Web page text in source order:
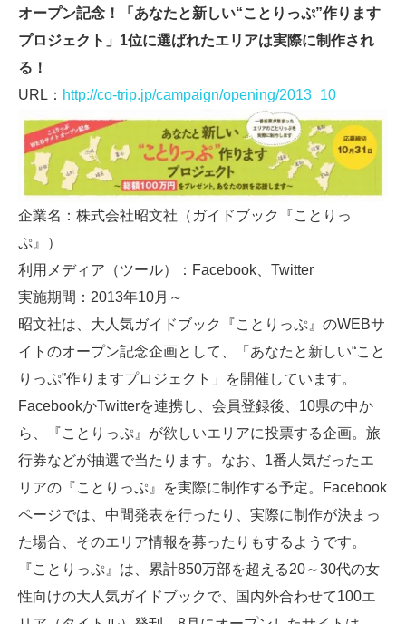
オープン記念！「あなたと新しい“ことりっぷ”作ります
プロジェクト」1位に選ばれたエリアは実際に制作され
る！
URL： http://co-trip.jp/campaign/opening/2013_10
企業名：株式会社昭文社（ガイドブック『ことりっ
ぷ』）
利用メディア（ツール）：Facebook、Twitter
実施期間：2013年10月～
昭文社は、大人気ガイドブック『ことりっぷ』のWEBサ
イトのオープン記念企画として、「あなたと新しい“こと
りっぷ”作りますプロジェクト」を開催しています。
FacebookかTwitterを連携し、会員登録後、10県の中か
ら、『ことりっぷ』が欲しいエリアに投票する企画。旅
行券などが抽選で当たります。なお、1番人気だったエ
リアの『ことりっぷ』を実際に制作する予定。Facebook
ページでは、中間発表を行ったり、実際に制作が決まっ
た場合、そのエリア情報を募ったりもするようです。
『ことりっぷ』は、累計850万部を超える20～30代の女
性向けの大人気ガイドブックで、国内外合わせて100エ